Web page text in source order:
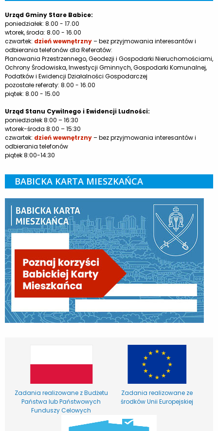
Urząd Gminy Stare Babice:
poniedziałek: 8.00 - 17.00
wtorek, środa: 8.00 - 16.00
czwartek: dzień wewnętrzny– bez przyjmowania interesantów i
odbierania telefonów dla Referatów:
Planowania Przestrzennego, Geodezji i Gospodarki Nieruchomościami,
Ochrony Środowiska, Inwestycji Gminnych, Gospodarki Komunalnej,
Podatków i Ewidencji Działalności Gospodarczej
pozostałe referaty: 8.00 - 16.00
piątek: 8.00 - 15.00
Urząd Stanu Cywilnego i Ewidencji Ludności:
poniedziałek 8:00 – 16:30
wtorek-środa 8:00 – 15:30
czwartek: dzień wewnętrzny– bez przyjmowania interesantów i
odbierania telefonów
piątek 8:00-14:30
BABICKA KARTA MIESZKAŃCA
Zadania realizowane z Budżetu
Państwa lub Państwowych
Funduszy Celowych
Zadania realizowane ze
środków Unii Europejskiej